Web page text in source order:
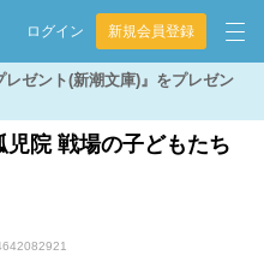
ログイン 新規会員登録
ゼント(新潮文庫)』をプレゼン
児院 戦場の子どもたち